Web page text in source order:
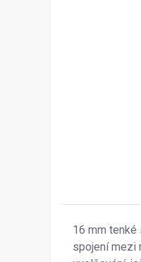
16 mm
spojení mezi